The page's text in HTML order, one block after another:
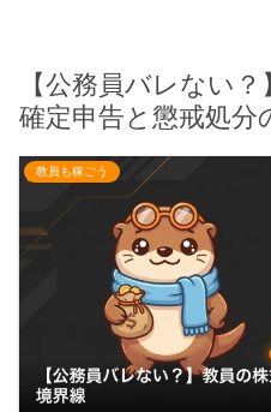
【公務員バレない
確定申告と懲戒処分
教員も稼ごう